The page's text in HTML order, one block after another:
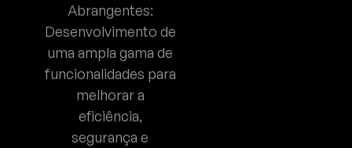
Abrangentes:
Desenvolvimento de
uma ampla gama de
funcionalidades para
melhorar a
eficiência,
segurança e